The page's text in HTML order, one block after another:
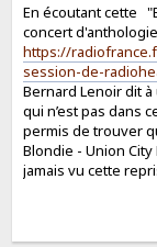
En écoutant cette
concert
https://
session-de-
Bernard Lenoir dit
qui n’est pas dans
permis de trouver
Blondie - Union
jamais vu cette